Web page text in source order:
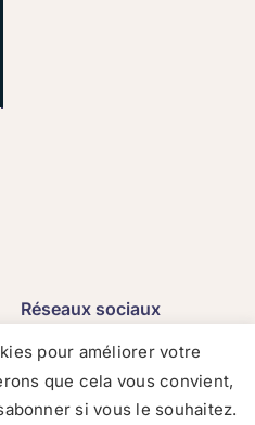
Réseaux sociaux
pour améliorer votre
que cela vous convient,
si vous le souhaitez.